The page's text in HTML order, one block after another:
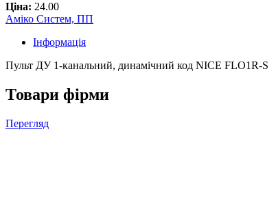
Ціна: 24.00
Аміко Систем, ПП
Інформація
Пульт ДУ 1-канальний, динамічний код NICE FLO1R-S
Товари фірми
Перегляд